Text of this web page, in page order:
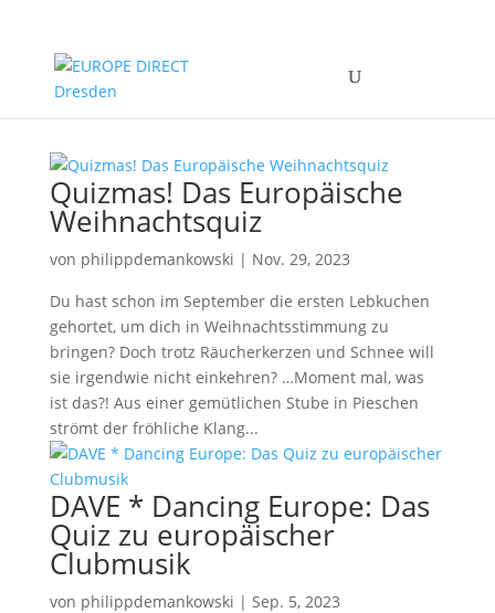
Quizmas! Das Europäische
Weihnachtsquiz
von philippdemankowski | Nov. 29, 2023
Du hast schon im September die ersten Lebkuchen
gehortet, um dich in Weihnachtsstimmung zu
bringen? Doch trotz Räucherkerzen und Schnee will
sie irgendwie nicht einkehren? …Moment mal, was
ist das?! Aus einer gemütlichen Stube in Pieschen
strömt der fröhliche Klang...
DAVE * Dancing Europe: Das
Quiz zu europäischer
Clubmusik
von philippdemankowski | Sep. 5, 2023